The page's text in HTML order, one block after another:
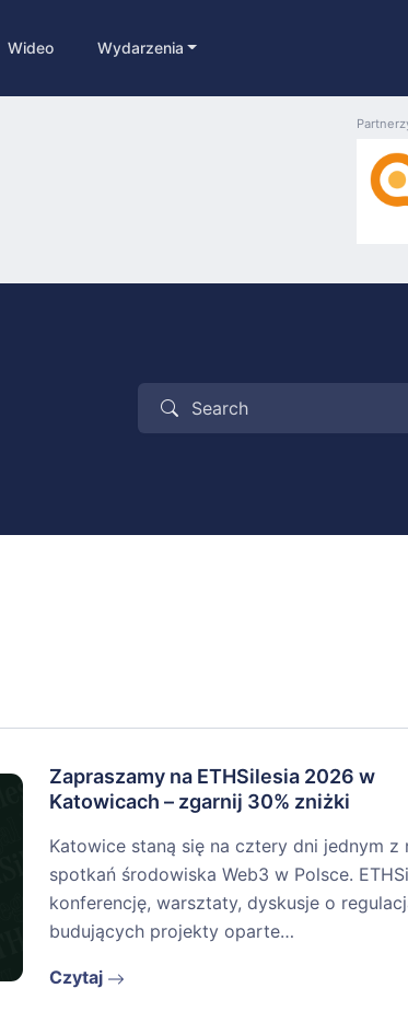
Wideo Wydarzenia
Zapraszamy na ETHSilesia 2026 w
Katowicach – zgarnij 30% zniżki
Katowice staną się na cztery dni jednym z
spotkań środowiska Web3 w Polsce.
konferencję, warsztaty, dyskusje o
budujących projekty oparte…
Czytaj